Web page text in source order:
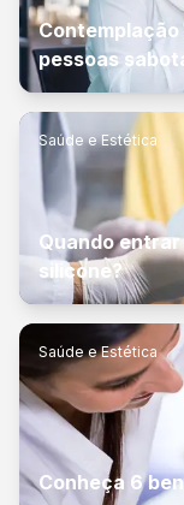
pessoas
Saúde e Estética
Quando
silicone?
Saúde e Estética
Conheça 6